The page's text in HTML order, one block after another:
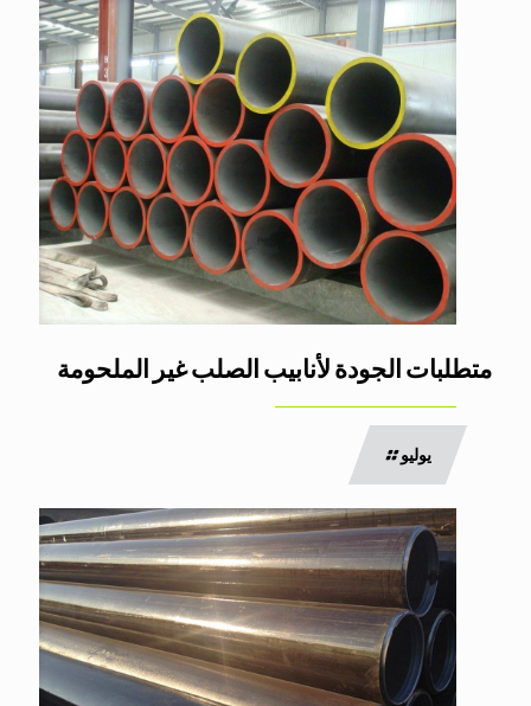
متطلبات الجودة لأنابيب الصلب غير الملحومة
يوليو